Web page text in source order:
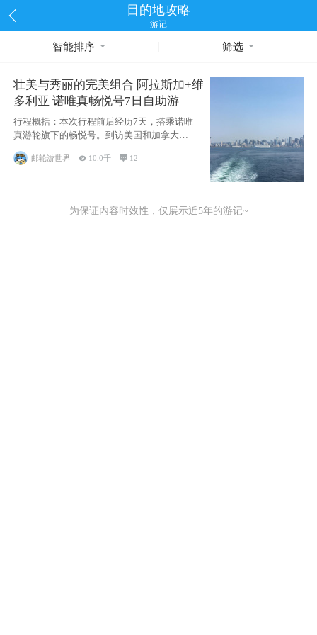
目的地攻略
游记
智能排序 筛选
壮美与秀丽的完美组合 阿拉斯加+维
多利亚 诺唯真畅悦号7日自助游
行程概括：本次行程前后经历7天，搭乘诺唯
真游轮旗下的畅悦号。到访美国和加拿大的4
个州/省：美国华盛顿州
邮轮游世界  10.0千  12
为保证内容时效性，仅展示近5年的游记~